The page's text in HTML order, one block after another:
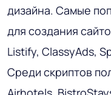
дизайна. Самые
для создания
Listify, ClassyAds,
Среди скриптов